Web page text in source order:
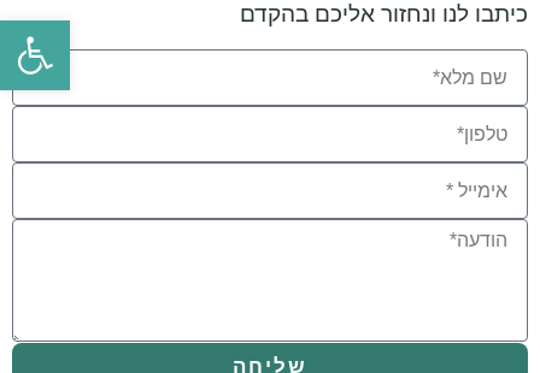
כיתבו לנו ונחזור אליכם בהקדם
שליחה
פתח